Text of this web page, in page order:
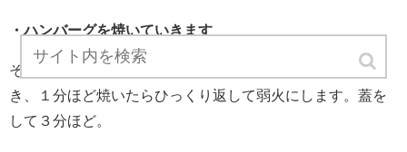
・ハンバーグを焼いていきます
そのままのフライパンでハンバーグを焼きます。中火で焼
き、１分ほど焼いたらひっくり返して弱火にします。蓋を
して３分ほど。